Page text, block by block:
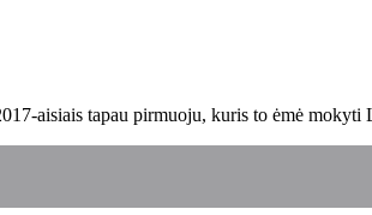
aisiais tapau pirmuoju, kuris to ėmė